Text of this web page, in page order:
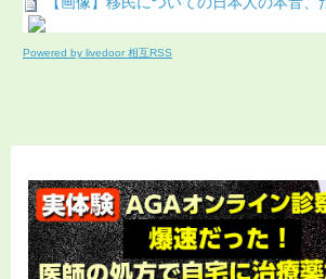
Powered by livedoor 相互RSS